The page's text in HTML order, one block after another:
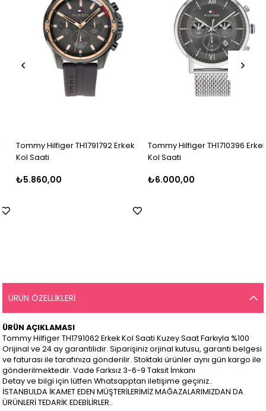
Tommy Hilfiger TH1791792 Erkek
Kol Saati
₺5.860,00
Tommy Hilfiger TH1710396 Erkek
Kol Saati
₺6.000,00
ÜRÜN ÖZELLIKLERI
ÜRÜN AÇIKLAMASI
Tommy Hilfiger TH1791062 Erkek Kol Saati Kuzey Saat Farkıyla %100
Orijinal ve 24 ay garantilidir. Siparişiniz orjinal kutusu, garanti belgesi
ve faturası ile tarafınıza gönderilir. Stoktaki ürünler aynı gün kargo ile
gönderilmektedir. Vade Farksız 3-6-9 Taksit İmkanı
Detay ve bilgi için lütfen Whatsapptan iletişime geçiniz..
İSTANBULDA İKAMET EDEN MÜŞTERİLERİMİZ MAĞAZALARIMIZDAN DA
ÜRÜNLERİ TEDARİK EDEBİLİRLER..